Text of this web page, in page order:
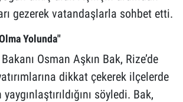
gezerek vatandaşlarla sohbet etti.
Yolunda"
Osman Aşkın Bak, Rize’de
dikkat çekerek ilçelerde
söyledi. Bak,